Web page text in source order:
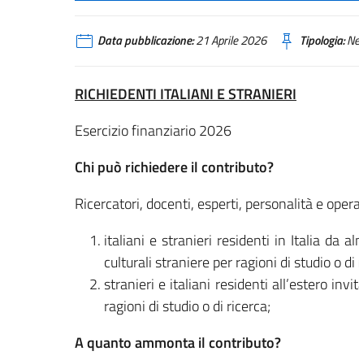
Data pubblicazione:21 Aprile 2026 Tipologia:
RICHIEDENTI ITALIANI E STRANIERI
Esercizio finanziario 2026
Chi può richiedere il contributo?
Ricercatori, docenti, esperti, personalità e
italiani e stranieri residenti in Italia da
culturali straniere per ragioni di studio o di
stranieri e italiani residenti all’estero
ragioni di studio o di ricerca;
A quanto ammonta il contributo?